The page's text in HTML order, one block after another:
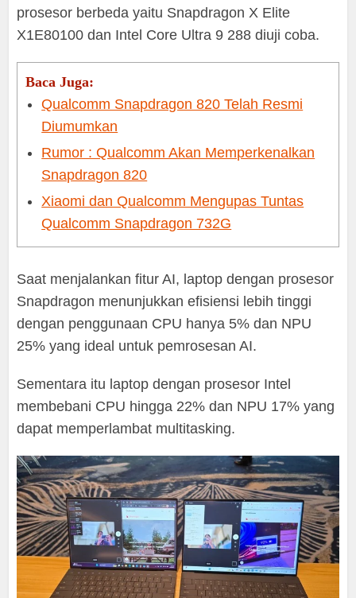
prosesor berbeda yaitu Snapdragon X Elite
X1E80100 dan Intel Core Ultra 9 288 diuji coba.
Baca Juga:
Qualcomm Snapdragon 820 Telah Resmi
Diumumkan
Rumor : Qualcomm Akan Memperkenalkan
Snapdragon 820
Xiaomi dan Qualcomm Mengupas Tuntas
Qualcomm Snapdragon 732G
Saat menjalankan fitur AI, laptop dengan prosesor
Snapdragon menunjukkan efisiensi lebih tinggi
dengan penggunaan CPU hanya 5% dan NPU
25% yang ideal untuk pemrosesan AI.
Sementara itu laptop dengan prosesor Intel
membebani CPU hingga 22% dan NPU 17% yang
dapat memperlambat multitasking.